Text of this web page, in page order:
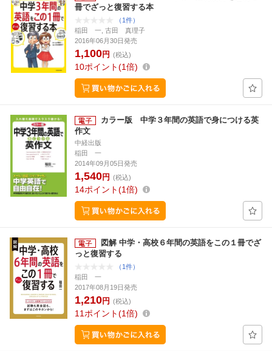
冊でざっと復習する本
（1件）
稲田 一, 古田 真理子
2016年06月30日発売
1,100円 (税込)
10ポイント 1倍
カラー版 中学３年間の英語で身につける英
作文
中経出版
稲田 一
2014年09月05日発売
1,540円 (税込)
14ポイント 1倍
図解 中学・高校６年間の英語をこの１冊でざ
っと復習する
（1件）
稲田 一
2017年08月19日発売
1,210円 (税込)
11 ポイント 1倍